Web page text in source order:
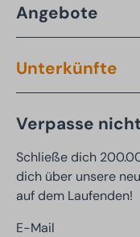
Angebote
Unterkünfte
Verpasse
Schließe dich
dich über unsere
auf dem Laufenden!
E-Mail